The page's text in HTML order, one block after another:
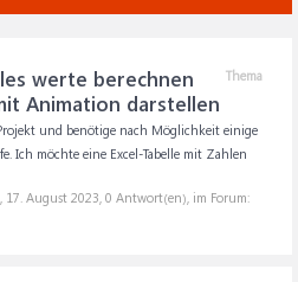
Thema
werte berechnen
Animation darstellen
und benötige nach Möglichkeit einige
Ich möchte eine Excel-Tabelle mit Zahlen
17. August 2023, 0 Antwort(en), im Forum: